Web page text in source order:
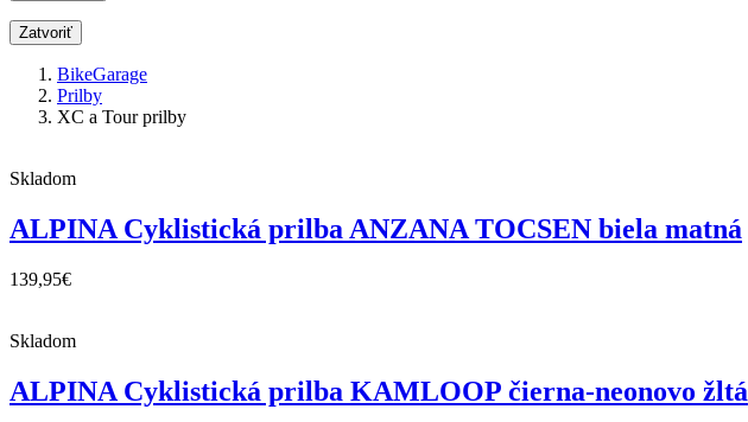
Zatvoriť
BikeGarage
Prilby
XC a Tour prilby
Skladom
ALPINA Cyklistická prilba ANZANA TOCSEN biela matná
139,95€
Skladom
ALPINA Cyklistická prilba KAMLOOP čierna-neonovo žltá